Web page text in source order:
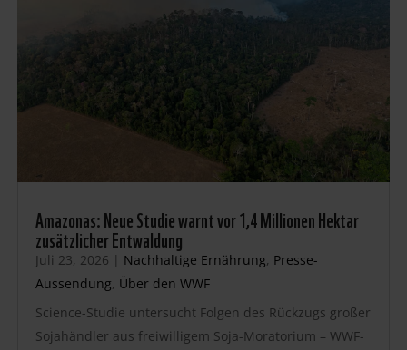
Amazonas: Neue Studie warnt vor 1,4 Millionen Hektar
zusätzlicher Entwaldung
Juli 23, 2026 | Nachhaltige Ernährung, Presse-
Aussendung, Über den WWF
Science-Studie untersucht Folgen des Rückzugs großer
Sojahändler aus freiwilligem Soja-Moratorium – WWF-